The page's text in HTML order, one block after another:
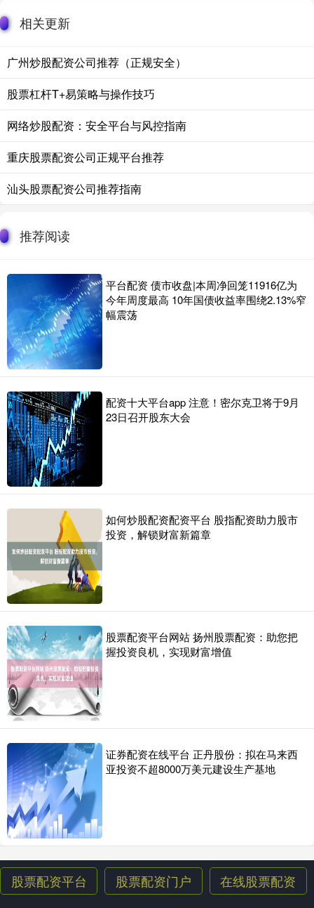
相关更新
广州炒股配资公司推荐（正规安全）
股票杠杆T+易策略与操作技巧
网络炒股配资：安全平台与风控指南
重庆股票配资公司正规平台推荐
汕头股票配资公司推荐指南
推荐阅读
平台配资 债市收盘|本周净回笼11916亿为
今年周度最高 10年国债收益率围绕2.13%窄
幅震荡
配资十大平台app 注意！密尔克卫将于9月
23日召开股东大会
如何炒股配资配资平台 股指配资助力股市
投资，解锁财富新篇章
股票配资平台网站 扬州股票配资：助您把
握投资良机，实现财富增值
证券配资在线平台 正丹股份：拟在马来西
亚投资不超8000万美元建设生产基地
股票配资平台 股票配资门户 在线股票配资